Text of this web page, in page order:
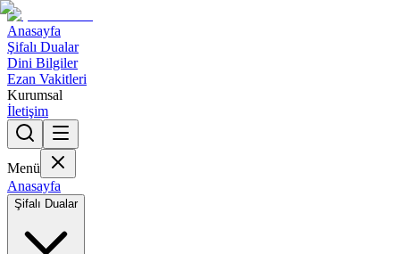
Anasayfa
Şifalı Dualar
Dini Bilgiler
Ezan Vakitleri
Kurumsal
İletişim
Menü
Anasayfa
Şifalı Dualar